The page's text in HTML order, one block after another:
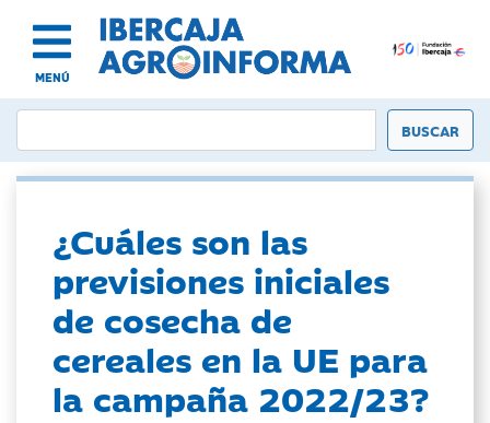
MENÚ
¿Cuáles son las
previsiones iniciales
de cosecha de
cereales en la UE para
la campaña 2022/23?